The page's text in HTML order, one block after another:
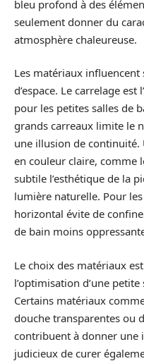
bleu profond à des
seulement donner du
atmosphère chaleureuse.
Les matériaux
d’espace. Le carrelage
pour les petites salles de
grands carreaux limite le
une illusion de continuité.
en couleur claire, comme
subtile l’esthétique de la
lumière naturelle. Pour
horizontal évite de
de bain moins
Le choix des matériaux
l’optimisation d’une
Certains matériaux
douche transparentes ou
contribuent à donner une
judicieux de curer